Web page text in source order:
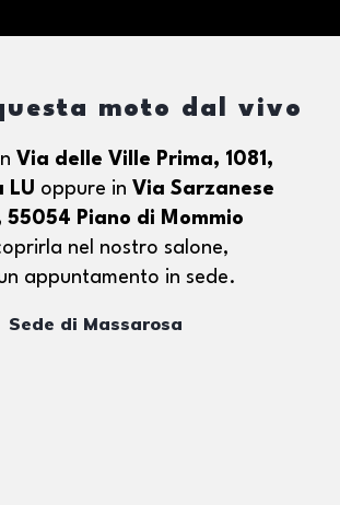
moto dal vivo
Via delle Ville Prima, 1081,
LU oppure in Via Sarzanese
55054 Piano di Mommio
nel nostro salone,
appuntamento in sede.
Sede di Massarosa